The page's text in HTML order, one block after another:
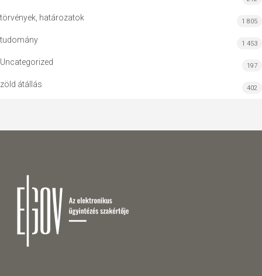
törvények, határozatok 1 805
tudomány 1 453
Uncategorized 197
zöld átállás 402